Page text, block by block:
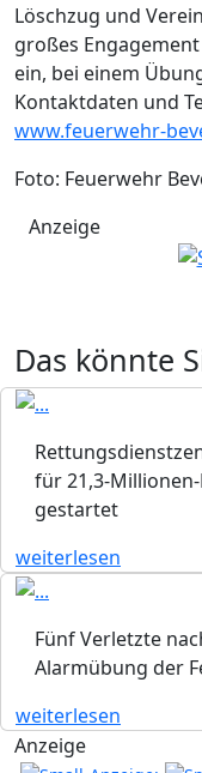
Löschzug und
großes
ein, bei einem
Kontaktdaten und
www.feuerwehr-
Foto: Feuerwehr
Anzeige
Das könnte
für 21,3-
gestartet
weiterlesen
Fünf Verletzte
Alarmübung der
weiterlesen
Anzeige